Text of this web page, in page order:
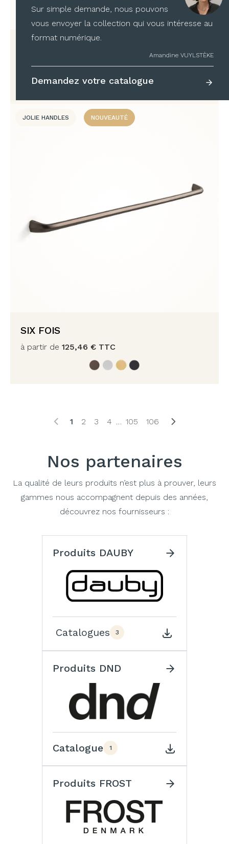
à partir de31,15€TTC
JOLIE HANDLES NOUVEAUTÉ
SIX FOIS
à partir de 125,46 € TTC
1 2 3 4 … 105 106
Nos partenaires
La qualité de leurs produits n’est plus à prouver, leurs
gammes nous accompagnent depuis des années,
découvrez nos fournisseurs :
Produits DAUBY
Catalogues 3
Produits DND
Catalogue 1
Produits FROST
Sur simple demande, nous pouvons
vous envoyer la collection qui vous intéresse au
format numérique.
Amandine VUYLSTÈKE
Demandez votre catalogue